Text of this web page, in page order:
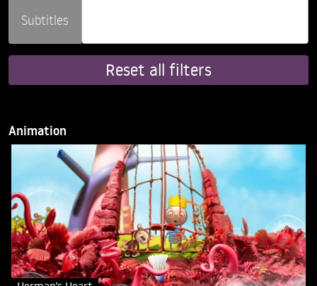
Subtitles
Reset all filters
Animation